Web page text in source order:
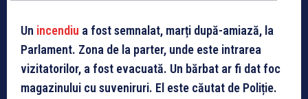
Un incendiu a fost semnalat, marți după-amiază, la
Parlament. Zona de la parter, unde este intrarea
vizitatorilor, a fost evacuată. Un bărbat ar fi dat foc
magazinului cu suveniruri. El este căutat de Poliție.